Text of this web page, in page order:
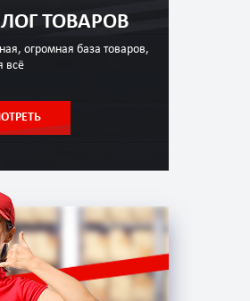
ТОВАРОВ
огромная база товаров,
всё